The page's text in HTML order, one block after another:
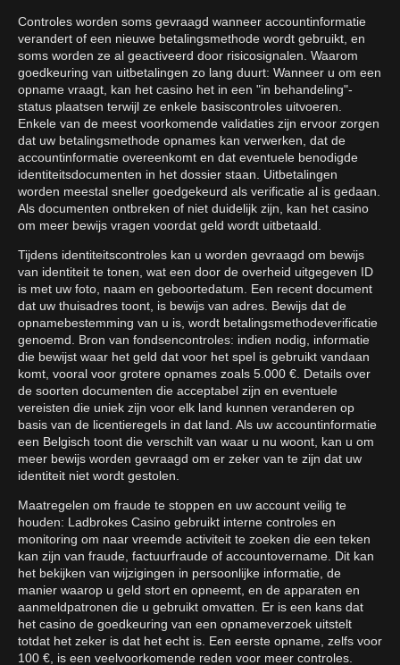
Controles worden soms gevraagd wanneer accountinformatie
verandert of een nieuwe betalingsmethode wordt gebruikt, en
soms worden ze al geactiveerd door risicosignalen. Waarom
goedkeuring van uitbetalingen zo lang duurt: Wanneer u om een
opname vraagt, kan het casino het in een "in behandeling"-
status plaatsen terwijl ze enkele basiscontroles uitvoeren.
Enkele van de meest voorkomende validaties zijn ervoor zorgen
dat uw betalingsmethode opnames kan verwerken, dat de
accountinformatie overeenkomt en dat eventuele benodigde
identiteitsdocumenten in het dossier staan. Uitbetalingen
worden meestal sneller goedgekeurd als verificatie al is gedaan.
Als documenten ontbreken of niet duidelijk zijn, kan het casino
om meer bewijs vragen voordat geld wordt uitbetaald.
Tijdens identiteitscontroles kan u worden gevraagd om bewijs
van identiteit te tonen, wat een door de overheid uitgegeven ID
is met uw foto, naam en geboortedatum. Een recent document
dat uw thuisadres toont, is bewijs van adres. Bewijs dat de
opnamebestemming van u is, wordt betalingsmethodeverificatie
genoemd. Bron van fondsencontroles: indien nodig, informatie
die bewijst waar het geld dat voor het spel is gebruikt vandaan
komt, vooral voor grotere opnames zoals 5.000 €. Details over
de soorten documenten die acceptabel zijn en eventuele
vereisten die uniek zijn voor elk land kunnen veranderen op
basis van de licentieregels in dat land. Als uw accountinformatie
een Belgisch toont die verschilt van waar u nu woont, kan u om
meer bewijs worden gevraagd om er zeker van te zijn dat uw
identiteit niet wordt gestolen.
Maatregelen om fraude te stoppen en uw account veilig te
houden: Ladbrokes Casino gebruikt interne controles en
monitoring om naar vreemde activiteit te zoeken die een teken
kan zijn van fraude, factuurfraude of accountovername. Dit kan
het bekijken van wijzigingen in persoonlijke informatie, de
manier waarop u geld stort en opneemt, en de apparaten en
aanmeldpatronen die u gebruikt omvatten. Er is een kans dat
het casino de goedkeuring van een opnameverzoek uitstelt
totdat het zeker is dat het echt is. Een eerste opname, zelfs voor
100 €, is een veelvoorkomende reden voor meer controles.